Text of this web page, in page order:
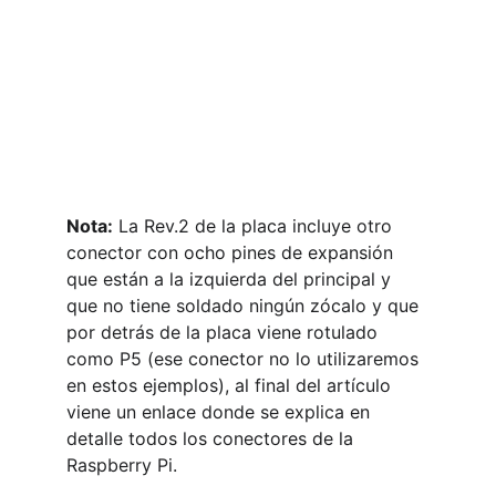
Nota: La Rev.2 de la placa incluye otro
conector con ocho pines de expansión
que están a la izquierda del principal y
que no tiene soldado ningún zócalo y que
por detrás de la placa viene rotulado
como P5 (ese conector no lo utilizaremos
en estos ejemplos), al final del artículo
viene un enlace donde se explica en
detalle todos los conectores de la
Raspberry Pi.